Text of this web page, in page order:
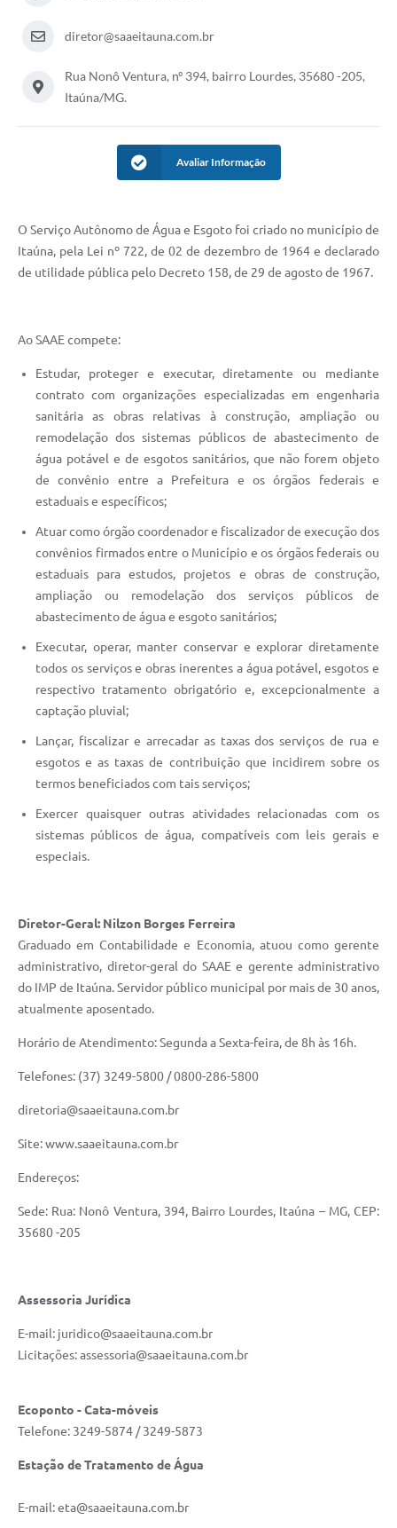
diretor@saaeitauna.com.br
Rua Nonô Ventura, nº 394, bairro Lourdes, 35680 -205,
Itaúna/MG.
Avaliar Informação
O Serviço Autônomo de Água e Esgoto foi criado no município de
Itaúna, pela Lei nº 722, de 02 de dezembro de 1964 e declarado
de utilidade pública pelo Decreto 158, de 29 de agosto de 1967.
Ao SAAE compete:
Estudar, proteger e executar, diretamente ou mediante
contrato com organizações especializadas em engenharia
sanitária as obras relativas à construção, ampliação ou
remodelação dos sistemas públicos de abastecimento de
água potável e de esgotos sanitários, que não forem objeto
de convênio entre a Prefeitura e os órgãos federais e
estaduais e específicos;
Atuar como órgão coordenador e fiscalizador de execução dos
convênios firmados entre o Município e os órgãos federais ou
estaduais para estudos, projetos e obras de construção,
ampliação ou remodelação dos serviços públicos de
abastecimento de água e esgoto sanitários;
Executar, operar, manter conservar e explorar diretamente
todos os serviços e obras inerentes a água potável, esgotos e
respectivo tratamento obrigatório e, excepcionalmente a
captação pluvial;
Lançar, fiscalizar e arrecadar as taxas dos serviços de rua e
esgotos e as taxas de contribuição que incidirem sobre os
termos beneficiados com tais serviços;
Exercer quaisquer outras atividades relacionadas com os
sistemas públicos de água, compatíveis com leis gerais e
especiais.
Diretor-Geral: Nilzon Borges Ferreira
Graduado em Contabilidade e Economia, atuou como gerente
administrativo, diretor-geral do SAAE e gerente administrativo
do IMP de Itaúna. Servidor público municipal por mais de 30 anos,
atualmente aposentado.
Horário de Atendimento: Segunda a Sexta-feira, de 8h às 16h.
Telefones: (37) 3249-5800 / 0800-286-5800
diretoria@saaeitauna.com.br
Site: www.saaeitauna.com.br
Endereços:
Sede: Rua: Nonô Ventura, 394, Bairro Lourdes, Itaúna – MG, CEP:
35680 -205
Assessoria Jurídica
E-mail: juridico@saaeitauna.com.br
Licitações: assessoria@saaeitauna.com.br
Ecoponto - Cata-móveis
Telefone: 3249-5874 / 3249-5873
Estação de Tratamento de Água
E-mail: eta@saaeitauna.com.br